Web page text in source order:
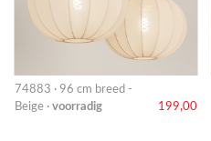
74883 · 96 cm breed -
Beige · voorradig 199,00